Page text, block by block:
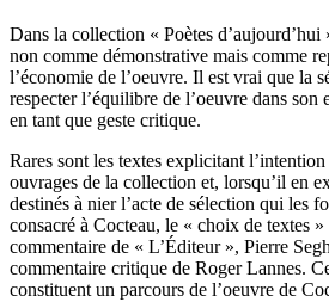
Dans la collection « Poètes d’aujourd’hui
non comme démonstrative mais comme
l’économie de l’oeuvre. Il est vrai que la
respecter l’équilibre de l’oeuvre dans son
en tant que geste critique.
Rares sont les textes explicitant l’intention
ouvrages de la collection et, lorsqu’il en
destinés à nier l’acte de sélection qui les
consacré à Cocteau, le « choix de textes »
commentaire de « L’Éditeur », Pierre
commentaire critique de Roger Lannes.
constituent un parcours de l’oeuvre de